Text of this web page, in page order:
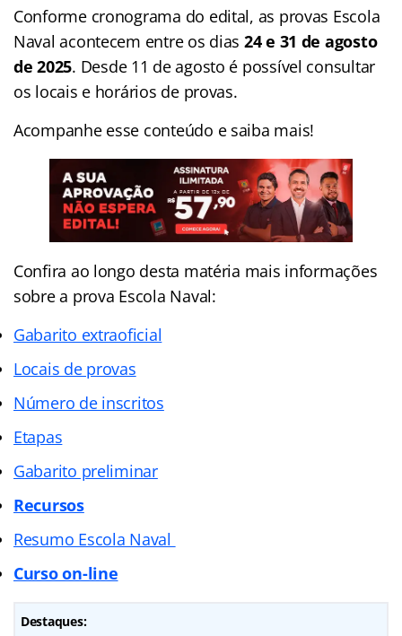
Conforme cronograma do edital, as provas Escola
Naval acontecem entre os dias 24 e 31 de agosto
de 2025. Desde 11 de agosto é possível consultar
os locais e horários de provas.
Acompanhe esse conteúdo e saiba mais!
Confira ao longo desta matéria mais informações
sobre a prova Escola Naval:
Gabarito extraoficial
Locais de provas
Número de inscritos
Etapas
Gabarito preliminar
Recursos
Resumo Escola Naval
Curso on-line
Destaques: